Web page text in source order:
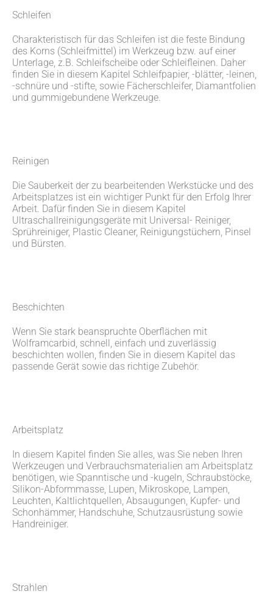
Schleifen
Charakteristisch für das Schleifen ist die feste Bindung
des Korns (Schleifmittel) im Werkzeug bzw. auf einer
Unterlage, z.B. Schleifscheibe oder Schleifleinen. Daher
finden Sie in diesem Kapitel Schleifpapier, -blätter, -leinen,
-schnüre und -stifte, sowie Fächerschleifer, Diamantfolien
und gummigebundene Werkzeuge.
Reinigen
Die Sauberkeit der zu bearbeitenden Werkstücke und des
Arbeitsplatzes ist ein wichtiger Punkt für den Erfolg Ihrer
Arbeit. Dafür finden Sie in diesem Kapitel
Ultraschallreinigungsgeräte mit Universal- Reiniger,
Sprühreiniger, Plastic Cleaner, Reinigungstüchern, Pinsel
und Bürsten.
Beschichten
Wenn Sie stark beanspruchte Oberflächen mit
Wolframcarbid, schnell, einfach und zuverlässig
beschichten wollen, finden Sie in diesem Kapitel das
passende Gerät sowie das richtige Zubehör.
Arbeitsplatz
In diesem Kapitel finden Sie alles, was Sie neben Ihren
Werkzeugen und Verbrauchsmaterialien am Arbeitsplatz
benötigen, wie Spanntische und -kugeln, Schraubstöcke,
Silikon-Abformmasse, Lupen, Mikroskope, Lampen,
Leuchten, Kaltlichtquellen, Absaugungen, Kupfer- und
Schonhämmer, Handschuhe, Schutzausrüstung sowie
Handreiniger.
Strahlen